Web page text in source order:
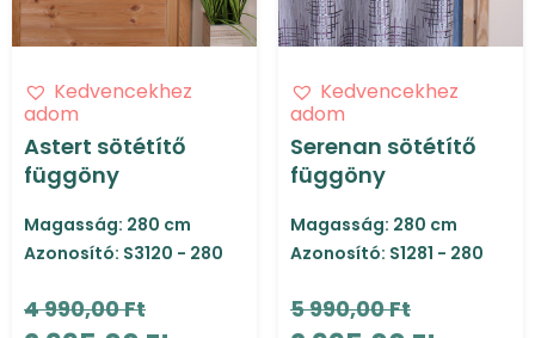
Kedvencekhez
adom
Astert sötétítő
függöny
Magasság: 280 cm
Azonosító: S3120 - 280
4 990,00 Ft
Kedvencekhez
adom
Serenan sötétítő
függöny
Magasság: 280 cm
Azonosító: S1281 - 280
5 990,00 Ft